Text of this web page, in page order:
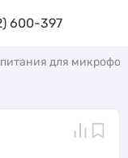
600-397
для